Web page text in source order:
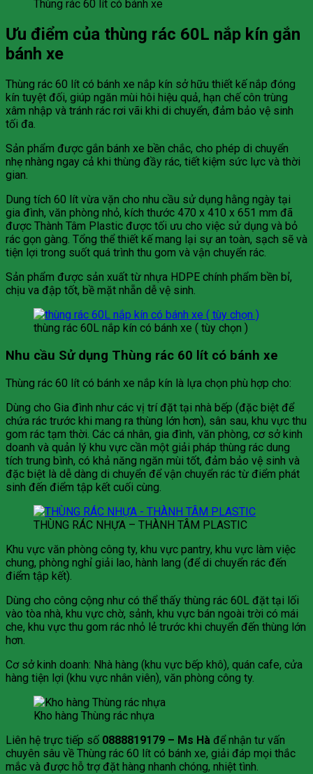
Thùng rác 60 lít có bánh xe
Ưu điểm của thùng rác 60L nắp kín gắn
bánh xe
Thùng rác 60 lít có bánh xe nắp kín sở hữu thiết kế nắp đóng
kín tuyệt đối, giúp ngăn mùi hôi hiệu quả, hạn chế côn trùng
xâm nhập và tránh rác rơi vãi khi di chuyển, đảm bảo vệ sinh
tối đa.
Sản phẩm được gắn bánh xe bền chắc, cho phép di chuyển
nhẹ nhàng ngay cả khi thùng đầy rác, tiết kiệm sức lực và thời
gian.
Dung tích 60 lít vừa vặn cho nhu cầu sử dụng hằng ngày tại
gia đình, văn phòng nhỏ, kích thước 470 x 410 x 651 mm đã
được Thành Tâm Plastic được tối ưu cho việc sử dụng và bỏ
rác gọn gàng. Tổng thể thiết kế mang lại sự an toàn, sạch sẽ và
tiện lợi trong suốt quá trình thu gom và vận chuyển rác.
Sản phẩm được sản xuất từ nhựa HDPE chính phẩm bền bỉ,
chịu va đập tốt, bề mặt nhẵn dễ vệ sinh.
thùng rác 60L nắp kín có bánh xe ( tùy chọn )
Nhu cầu Sử dụng Thùng rác 60 lít có bánh xe
Thùng rác 60 lít có bánh xe nắp kín là lựa chọn phù hợp cho:
Dùng cho Gia đình như các vị trí đặt tại nhà bếp (đặc biệt để
chứa rác trước khi mang ra thùng lớn hơn), sân sau, khu vực thu
gom rác tạm thời. Các cá nhân, gia đình, văn phòng, cơ sở kinh
doanh và quản lý khu vực cần một giải pháp thùng rác dung
tích trung bình, có khả năng ngăn mùi tốt, đảm bảo vệ sinh và
đặc biệt là dễ dàng di chuyển để vận chuyển rác từ điểm phát
sinh đến điểm tập kết cuối cùng.
THÙNG RÁC NHỰA – THÀNH TÂM PLASTIC
Khu vực văn phòng công ty, khu vực pantry, khu vực làm việc
chung, phòng nghỉ giải lao, hành lang (để di chuyển rác đến
điểm tập kết).
Dùng cho công cộng như có thể thấy thùng rác 60L đặt tại lối
vào tòa nhà, khu vực chờ, sảnh, khu vực bán ngoài trời có mái
che, khu vực thu gom rác nhỏ lẻ trước khi chuyển đến thùng lớn
hơn.
Cơ sở kinh doanh: Nhà hàng (khu vực bếp khô), quán cafe, cửa
hàng tiện lợi (khu vực nhân viên), văn phòng công ty.
Kho hàng Thùng rác nhựa
Liên hệ trực tiếp số 0888819179 – Ms Hà để nhận tư vấn
chuyên sâu về Thùng rác 60 lít có bánh xe, giải đáp mọi thắc
mắc và được hỗ trợ đặt hàng nhanh chóng, nhiệt tình.